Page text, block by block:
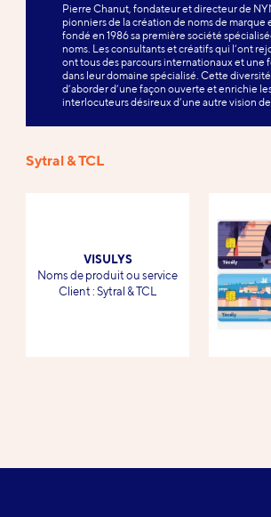
Pierre Chanut, fondateur et directeur de
pionniers de la création de noms de marque
fondé en 1986 sa première société
noms. Les consultants et créatifs qui l’ont
ont tous des parcours internationaux et une
dans leur domaine spécialisé. Cette
d’aborder d’une façon ouverte et enrichie
interlocuteurs désireux d’une autre vision de
Références
Sytral & TCL
VISULYS
-
Noms de produit ou service
-
Client : Sytral & TCL